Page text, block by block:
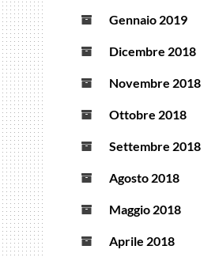
Gennaio 2019
Dicembre 2018
Novembre 2018
Ottobre 2018
Settembre 2018
Agosto 2018
Maggio 2018
Aprile 2018